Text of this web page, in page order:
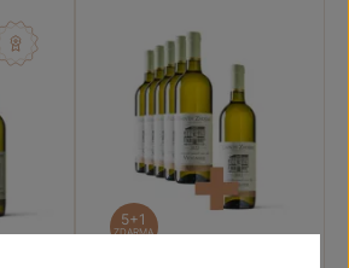
5+1
ZDARMA